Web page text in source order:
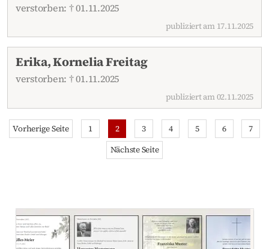
verstorben: † 01.11.2025
publiziert am 17.11.2025
Erika, Kornelia Freitag
verstorben: † 01.11.2025
publiziert am 02.11.2025
Vorherige Seite 1 2 3 4 5 6
7
Nächste Seite